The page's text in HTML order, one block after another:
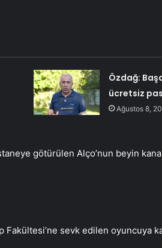
Özdağ:
ücretsiz
Ağustos 8,
götürülen Alço’nun beyin
sevk edilen oyuncuya